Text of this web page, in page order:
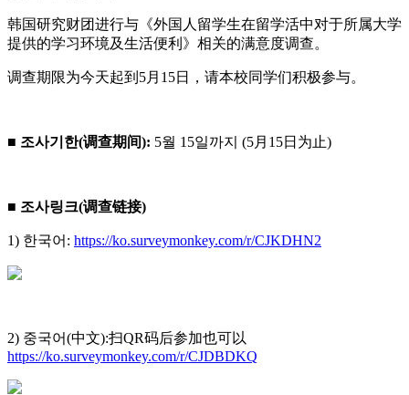
韩国研究财团进行与《外国人留学生在留学活中对于所属大学
提供的学习环境及生活便利》相关的满意度调查。
调查期限为今天起到5月15日，请本校同学们积极参与。
■ 조사기한(调查期间): 5월 15일까지 (5月15日为止)
■ 조사링크(调查链接)
1) 한국어: https://ko.surveymonkey.com/r/CJKDHN2
2) 중국어(中文):扫QR码后参加也可以
https://ko.surveymonkey.com/r/CJDBDKQ